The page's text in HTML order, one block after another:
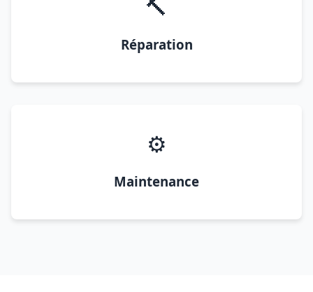
🔨
Réparation
⚙️
Maintenance